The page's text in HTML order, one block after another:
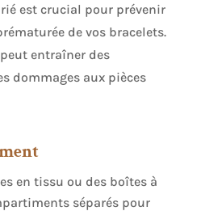
est crucial pour prévenir
de vos bracelets.
entraîner des
dommages aux pièces
en tissu ou des boîtes à
séparés pour